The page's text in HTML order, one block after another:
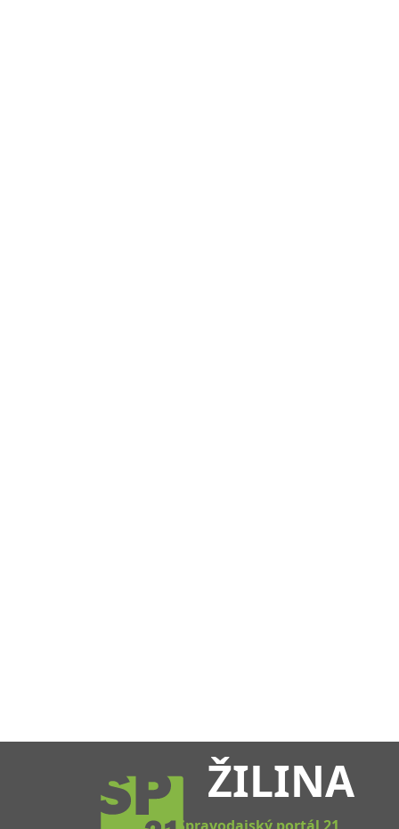
ŽILINA
Spravodajský portál 21